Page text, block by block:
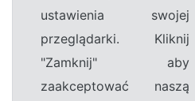
ustawienia swojej
przeglądarki. Kliknij
"Zamknij" aby
zaakceptować naszą